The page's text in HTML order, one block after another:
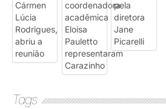
Tags